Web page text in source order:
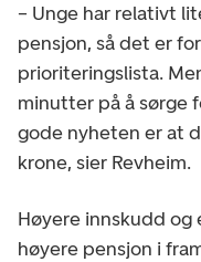
– Unge har relativt
pensjon, så det er
prioriteringslista.
minutter på å sørge
gode nyheten er at
krone, sier Revheim.
Høyere innskudd og
høyere pensjon i